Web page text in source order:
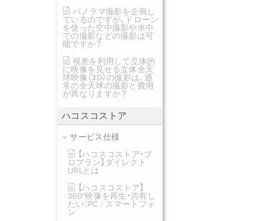
パノラマ撮影を企画し
ているのですが、ドローン
を使った空中撮影や水中
での撮影などの撮影は可
能ですか？
視差を利用して立体的
に映像を見せる立体全天
球映像（3D）の撮影は、通
常の全天球の撮影と費用
が異なりますか？
ハコスコストア
サービス仕様
【ハコスコストア・プ
ロプラン】ダイレクト
URLとは
【ハコスコストア】
360°映像を再生・共有し
たい：PC / スマートフォ
ン